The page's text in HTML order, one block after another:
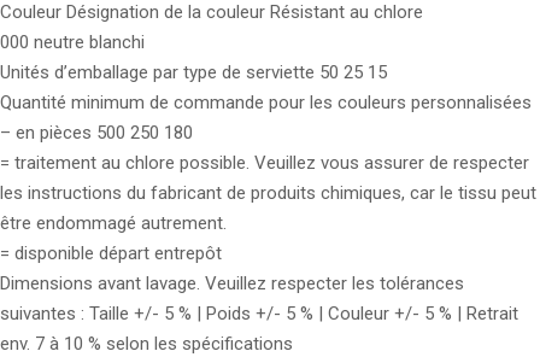
Couleur Désignation de la couleur Résistant au chlore
000 neutre blanchi
Unités d’emballage par type de serviette 50 25 15
Quantité minimum de commande pour les couleurs personnalisées
– en pièces 500 250 180
= traitement au chlore possible. Veuillez vous assurer de respecter
les instructions du fabricant de produits chimiques, car le tissu peut
être endommagé autrement.
= disponible départ entrepôt
Dimensions avant lavage. Veuillez respecter les tolérances
suivantes : Taille +/- 5 % | Poids +/- 5 % | Couleur +/- 5 % | Retrait
env. 7 à 10 % selon les spécifications